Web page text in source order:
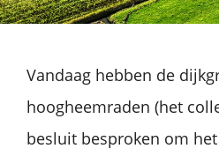
Vandaag hebben de
hoogheemraden (het
besluit besproken om